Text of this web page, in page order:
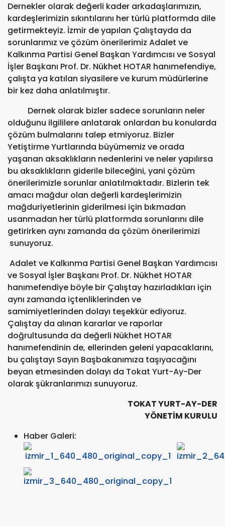
Dernekler olarak değerli kader arkadaşlarımızın,
kardeşlerimizin sıkıntılarını her türlü platformda dile
getirmekteyiz. İzmir de yapılan Çalıştayda da
sorunlarımız ve çözüm önerilerimiz Adalet ve
Kalkınma Partisi Genel Başkan Yardımcısı ve Sosyal
İşler Başkanı Prof. Dr. Nükhet HOTAR hanımefendiye,
çalışta ya katılan siyasilere ve kurum müdürlerine
bir kez daha anlatılmıştır.
Dernek olarak bizler sadece sorunların neler
olduğunu ilgililere anlatarak onlardan bu konularda
çözüm bulmalarını talep etmiyoruz. Bizler
Yetiştirme Yurtlarında büyümemiz ve orada
yaşanan aksaklıkların nedenlerini ve neler yapılırsa
bu aksaklıkların giderile bileceğini, yani çözüm
önerilerimizle sorunlar anlatılmaktadır. Bizlerin tek
amacı mağdur olan değerli kardeşlerimizin
mağduriyetlerinin giderilmesi için bıkmadan
usanmadan her türlü platformda sorunlarını dile
getirirken aynı zamanda da çözüm önerilerimizi
sunuyoruz.
Adalet ve Kalkınma Partisi Genel Başkan Yardımcısı
ve Sosyal İşler Başkanı Prof. Dr. Nükhet HOTAR
hanımefendiye böyle bir Çalıştay hazırladıkları için
aynı zamanda içtenliklerinden ve
samimiyetlerinden dolayı teşekkür ediyoruz.
Çalıştay da alınan kararlar ve raporlar
doğrultusunda da değerli Nükhet HOTAR
hanımefendinin de, ellerinden geleni yapacaklarını,
bu çalıştayı Sayın Başbakanımıza taşıyacağını
beyan etmesinden dolayı da Tokat Yurt-Ay-Der
olarak şükranlarımızı sunuyoruz.
TOKAT YURT-AY-DER
YÖNETİM KURULU
Haber Galeri: